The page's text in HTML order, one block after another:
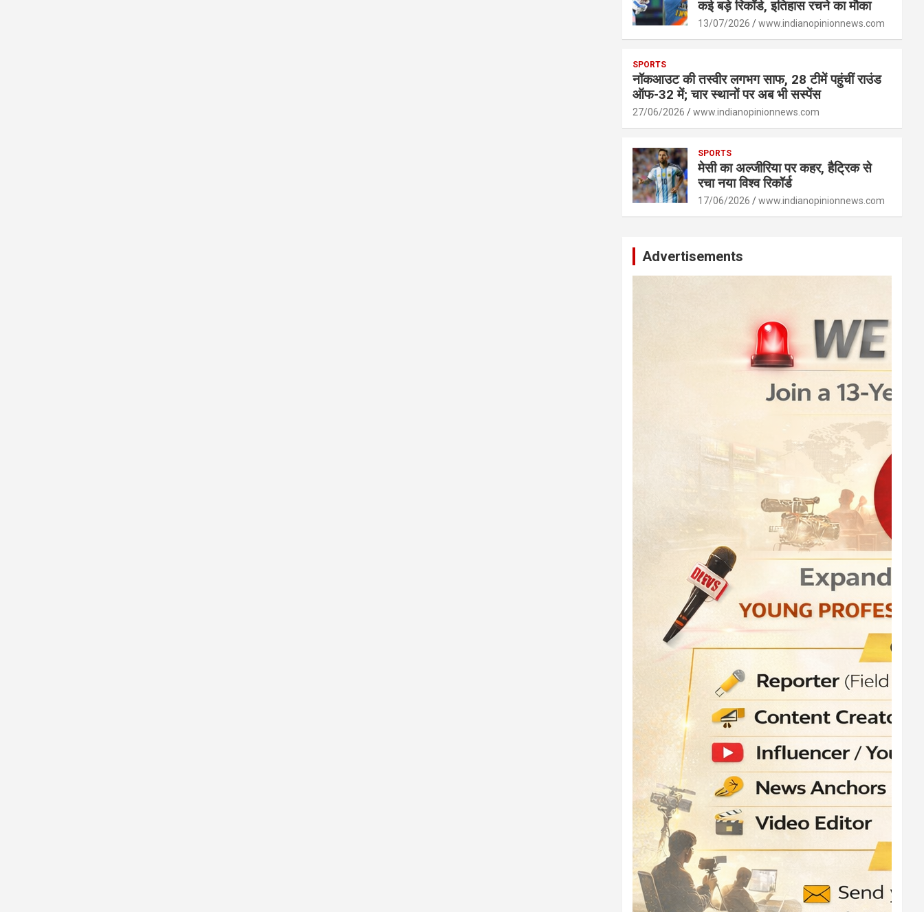
कई बड़े रिकॉर्ड, इतिहास रचने का मौका
13/07/2026 www.indianopinionnews.com
SPORTS
नॉकआउट की तस्वीर लगभग साफ, 28 टीमें पहुंचीं राउंड
ऑफ-32 में; चार स्थानों पर अब भी सस्पेंस
27/06/2026 www.indianopinionnews.com
SPORTS
मेसी का अल्जीरिया पर कहर, हैट्रिक से
रचा नया विश्व रिकॉर्ड
17/06/2026 www.indianopinionnews.com
Advertisements